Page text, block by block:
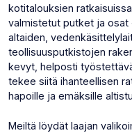
kotitalouksien
valmistetut putket ja
altaiden,
teollisuusputkistojen
kevyt, helposti
tekee siitä ihanteellisen
hapoille ja emäksille
Meiltä löydät laajan